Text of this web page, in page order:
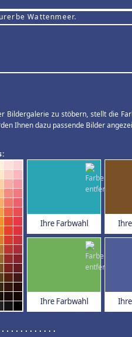
Wattenmeer.
Bildergalerie zu stöbern, stellt die
Ihnen dazu passende Bilder
Ihre Farbwahl
Ihre Farbwahl